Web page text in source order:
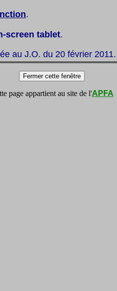
.
screen tablet.
au J.O. du 20 février 2011.
page appartient au site de l'APFA